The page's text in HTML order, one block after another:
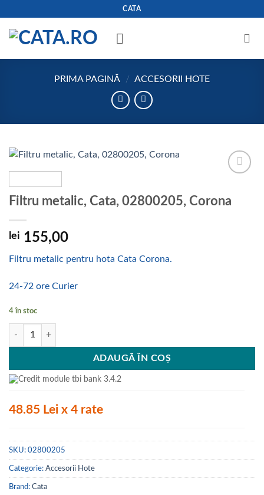
content
CATA
PRIMA PAGINĂ / ACCESORII HOTE
Filtru metalic, Cata, 02800205, Corona
lei 155,00
Filtru metalic pentru hota Cata Corona.
24-72 ore Curier
4 în stoc
Cantitate Filtru metalic, Cata, 02800205, Corona
ADAUGĂ ÎN COȘ
48.85 Lei x 4 rate
SKU: 02800205
Categorie: Accesorii Hote
Brand: Cata